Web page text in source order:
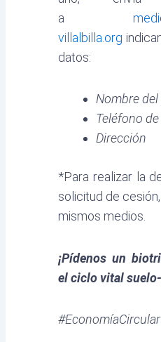
a
villalbilla.org
datos:
Nombre
Teléfono
Dirección
*Para realizar la
solicitud de
mismos medios.
¡Pídenos un
el ciclo vital
#EconomíaCircular